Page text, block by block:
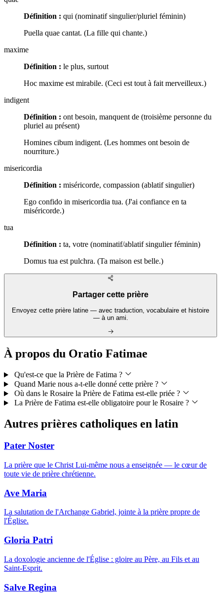
Définition : qui (nominatif singulier/pluriel féminin)
Puella quae cantat. (La fille qui chante.)
maxime
Définition : le plus, surtout
Hoc maxime est mirabile. (Ceci est tout à fait merveilleux.)
indigent
Définition : ont besoin, manquent de (troisième personne du
pluriel au présent)
Homines cibum indigent. (Les hommes ont besoin de
nourriture.)
misericordia
Définition : miséricorde, compassion (ablatif singulier)
Ego confido in misericordia tua. (J'ai confiance en ta
miséricorde.)
tua
Définition : ta, votre (nominatif/ablatif singulier féminin)
Domus tua est pulchra. (Ta maison est belle.)
Partager cette prière
Envoyez cette prière latine — avec traduction, vocabulaire et histoire
— à un ami.
À propos du Oratio Fatimae
Qu'est-ce que la Prière de Fatima ?
Quand Marie nous a-t-elle donné cette prière ?
Où dans le Rosaire la Prière de Fatima est-elle priée ?
La Prière de Fatima est-elle obligatoire pour le Rosaire ?
Autres prières catholiques en latin
Pater Noster
La prière que le Christ Lui-même nous a enseignée — le cœur de
toute vie de prière chrétienne.
Ave Maria
La salutation de l'Archange Gabriel, jointe à la prière propre de
l'Église.
Gloria Patri
La doxologie ancienne de l'Église : gloire au Père, au Fils et au
Saint-Esprit.
Salve Regina